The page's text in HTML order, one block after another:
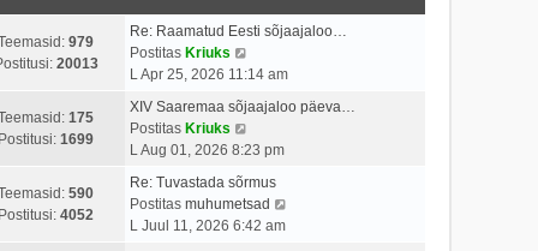
s
t
o
s
t
t
u
s
t
a
s
o
s
t
i
t
u
v
i
m
a
s
t
o
s
t
979
20013
Re: Raamatud Eesti sõjaajaloo…
Postitas Kriuks
a
t
v
i
i
m
L Apr 25, 2026 11:14 am
175
Postitusi: 1699
XIV Saaremaa sõjaajaloo päeva…
Postitas Kriuks
a
t
a
v
L Aug 01, 2026 8:23 pm
590
Postitusi: 4052
Re: Tuvastada sõrmus
Postitas muhumetsad
L Juul 11, 2026 6:42 am